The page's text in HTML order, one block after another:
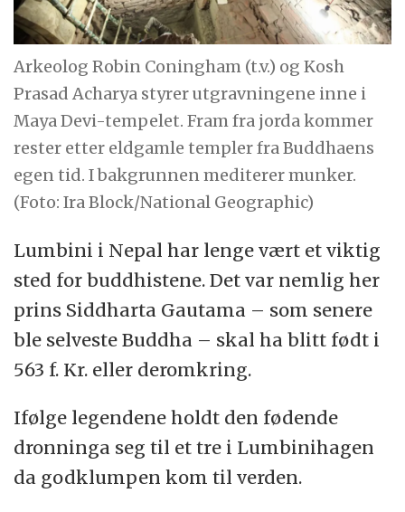
Arkeolog Robin Coningham (t.v.) og Kosh
Prasad Acharya styrer utgravningene inne i
Maya Devi-tempelet. Fram fra jorda kommer
rester etter eldgamle templer fra Buddhaens
egen tid. I bakgrunnen mediterer munker.
(Foto: Ira Block/National Geographic)
Lumbini i Nepal har lenge vært et viktig
sted for buddhistene. Det var nemlig her
prins Siddharta Gautama – som senere
ble selveste Buddha – skal ha blitt født i
563 f. Kr. eller deromkring.
Ifølge legendene holdt den fødende
dronninga seg til et tre i Lumbinihagen
da godklumpen kom til verden.